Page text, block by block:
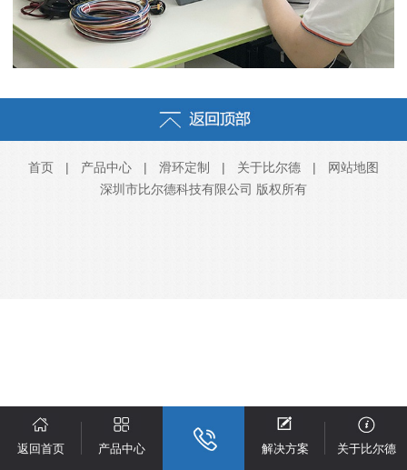
首页 | 产品中心 | 滑环定制 | 关于比尔德 |
网站地图
深圳市比尔德科技有限公司 版权所有
返回首页 产品中心 解决方案 关于比尔德